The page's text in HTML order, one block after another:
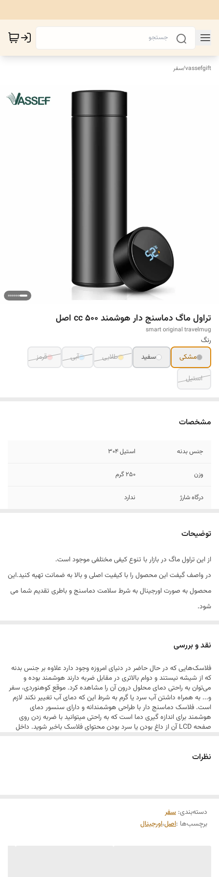
vassefgift
/سفر
تراول ماگ دماسنج دار هوشمند 500 cc اصل
smart original travelmug
رنگ
مشکی
سفید طلایی آبی
قرمز
استیل
مشخصات
جنس بدنه استیل 304
وزن 250 گرم
درگاه شارژ ندارد
آب
دارد
توضیحات
از این تراول ماگ در بازار با تنوع کیفی مختلفی موجود است.
در واصف گیفت این محصول را با کیفیت اصلی و بالا به ضمانت تهیه کنید.این
محصول به صورت اورجینال به شرط سلامت دماسنج و باطری تقدیم شما می
شود.
نقد و بررسی
فلاسک‌هایی که در حال حاضر در دنیای امروزه وجود دارد علاوه بر جنس بدنه
که از شیشه نیستند و دوام بالاتری در مقابل ضربه دارند هوشمند بوده و
می‌‌توان به راحتی دمای محلول درون آن را مشاهده کرد. موقع کوهنوردی، سفر
و... به همراه داشتن آب سرد یا گرم به شرط این که دمای آب تغییر نکند لازم
است. فلاسک دماسنج دار با طراحی هوشمندانه و دارای سنسور دمای
هوشمند برای اندازه گیری دما است که به راحتی میتوانید با ضربه زدن روی
صفحه LCD آن از داغ بودن یا سرد بودن محتوای فلاسک باخبر شوید. داخل
ساز جدا کنید و بشورید. این محصول از جنس استیل بوده و درپوش آن پیچی
نظرات
دسته‌بندی: سفر
برچسب‌ها :اصل،اورجینال